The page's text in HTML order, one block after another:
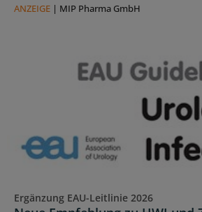
ANZEIGE | MIP Pharma GmbH
Ergänzung EAU-Leitlinie 2026